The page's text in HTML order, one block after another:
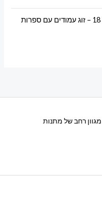
עיצוב בלונים יוקרתי לגיל 18 – זוג עמודים עם ספרות
רחב של מתנות